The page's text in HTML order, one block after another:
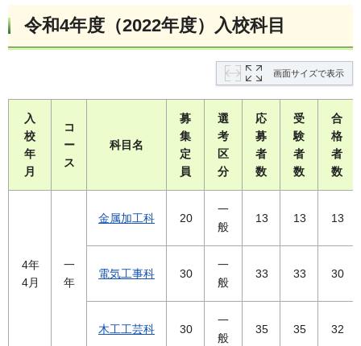
令和4年度（2022年度）入校科目
画面サイズで表示
入
校
年
月
コ
ー
ス
科目名
募
集
定
員
選
考
区
分
応
募
者
数
受
験
者
数
合
格
者
数
4年
4月
一
年
金属加工科 20
一
般
13 13 13
電気工事科 30
一
般
33 33 30
木工工芸科 30
一
般
35 35 32